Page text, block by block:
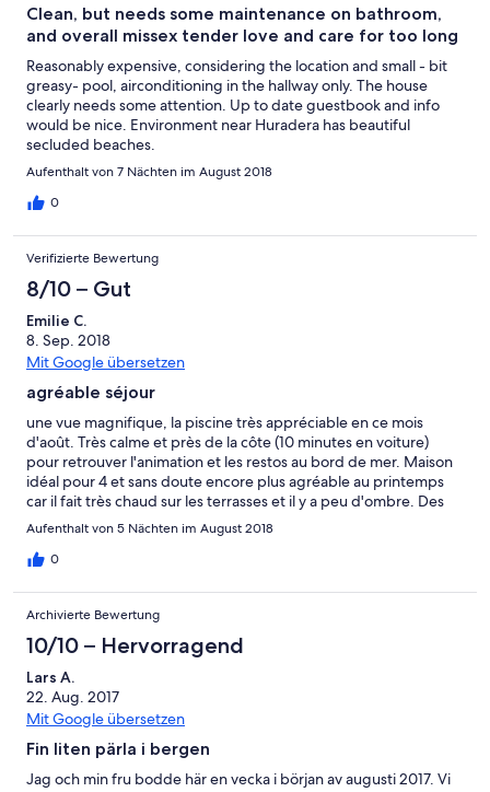
Clean, but needs some maintenance on bathroom,
and overall missex tender love and care for too long
Reasonably expensive, considering the location and small - bit
greasy- pool, airconditioning in the hallway only. The house
clearly needs some attention. Up to date guestbook and info
would be nice. Environment near Huradera has beautiful
secluded beaches.
Aufenthalt von 7 Nächten im August 2018
0
Verifizierte Bewertung
8/10 – Gut
Emilie C.
8. Sep. 2018
Mit Google übersetzen
agréable séjour
une vue magnifique, la piscine très appréciable en ce mois
d'août. Très calme et près de la côte (10 minutes en voiture)
pour retrouver l'animation et les restos au bord de mer. Maison
idéal pour 4 et sans doute encore plus agréable au printemps
car il fait très chaud sur les terrasses et il y a peu d'ombre. Des
petits détails : la vaisselle pas tout à fait propre, le lave linge qui
était cassé, des petites coupures d'électricité le soir si on allume
trop de lampes en même temps. Nous avons passé un agréable
Aufenthalt von 5 Nächten im August 2018
0
Archivierte Bewertung
10/10 – Hervorragend
Lars A.
22. Aug. 2017
Mit Google übersetzen
Fin liten pärla i bergen
Jag och min fru bodde här en vecka i början av augusti 2017. Vi